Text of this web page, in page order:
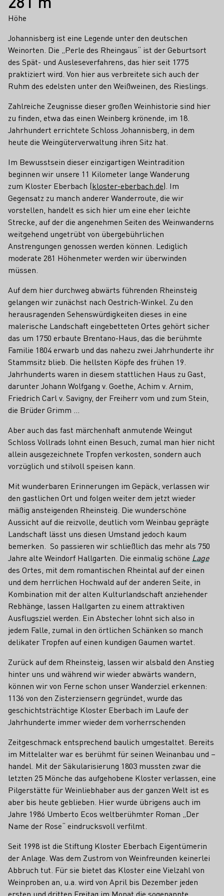
Höhe
Johannisberg ist eine Legende unter den deutschen
Weinorten. Die „Perle des Rheingaus“ ist der Geburtsort
des Spät- und Ausleseverfahrens, das hier seit 1775
praktiziert wird. Von hier aus verbreitete sich auch der
Ruhm des edelsten unter den Weißweinen, des Rieslings.
Zahlreiche Zeugnisse dieser großen Weinhistorie sind hier
zu finden, etwa das einen Weinberg krönende, im 18.
Jahrhundert errichtete Schloss Johannisberg, in dem
heute die Weingüterverwaltung ihren Sitz hat.
Im Bewusstsein dieser einzigartigen Weintradition
beginnen wir unsere 11 Kilometer lange Wanderung
zum Kloster Eberbach (kloster-eberbach.de). Im
Gegensatz zu manch anderer Wanderroute, die wir
vorstellen, handelt es sich hier um eine eher leichte
Strecke, auf der die angenehmen Seiten des Weinwanderns
weitgehend ungetrübt von übergebührlichen
Anstrengungen genossen werden können. Lediglich
moderate 281 Höhenmeter werden wir überwinden
müssen.
Auf dem hier durchweg abwärts führenden Rheinsteig
gelangen wir zunächst nach Oestrich-Winkel. Zu den
herausragenden Sehenswürdigkeiten dieses in eine
malerische Landschaft eingebetteten Ortes gehört sicher
das um 1750 erbaute Brentano-Haus, das die berühmte
Familie 1804 erwarb und das nahezu zwei Jahrhunderte ihr
Stammsitz blieb. Die hellsten Köpfe des frühen 19.
Jahrhunderts waren in diesem stattlichen Haus zu Gast,
darunter Johann Wolfgang v. Goethe, Achim v. Arnim,
Friedrich Carl v. Savigny, der Freiherr vom und zum Stein,
die Brüder Grimm ...
Aber auch das fast märchenhaft anmutende Weingut
Schloss Vollrads lohnt einen Besuch, zumal man hier nicht
allein ausgezeichnete Tropfen verkosten, sondern auch
vorzüglich und stilvoll speisen kann.
Mit wunderbaren Erinnerungen im Gepäck, verlassen wir
den gastlichen Ort und folgen weiter dem jetzt wieder
mäßig ansteigenden Rheinsteig. Die wunderschöne
Aussicht auf die reizvolle, deutlich vom Weinbau geprägte
Landschaft lässt uns diesen Umstand jedoch kaum
bemerken. So passieren wir schließlich das mehr als 750
Jahre alte Weindorf Hallgarten. Die einmalig schöne Lage
des Ortes, mit dem romantischen Rheintal auf der einen
und dem herrlichen Hochwald auf der anderen Seite, in
Kombination mit der alten Kulturlandschaft anziehender
Rebhänge, lassen Hallgarten zu einem attraktiven
Ausflugsziel werden. Ein Abstecher lohnt sich also in
jedem Falle, zumal in den örtlichen Schänken so manch
delikater Tropfen auf einen kundigen Gaumen wartet.
Zurück auf dem Rheinsteig, lassen wir alsbald den Anstieg
hinter uns und während wir wieder abwärts wandern,
können wir von Ferne schon unser Wanderziel erkennen:
1136 von den Zisterziensern gegründet, wurde das
geschichtsträchtige Kloster Eberbach im Laufe der
Jahrhunderte immer wieder dem vorherrschenden
Zeitgeschmack entsprechend baulich umgestaltet. Bereits
im Mittelalter war es berühmt für seinen Weinanbau und –
handel. Mit der Säkularisierung 1803 mussten zwar die
letzten 25 Mönche das aufgehobene Kloster verlassen, eine
Pilgerstätte für Weinliebhaber aus der ganzen Welt ist es
aber bis heute geblieben. Hier wurde übrigens auch im
Jahre 1986 Umberto Ecos weltberühmter Roman „Der
Name der Rose“ eindrucksvoll verfilmt.
Seit 1998 ist die Stiftung Kloster Eberbach Eigentümerin
der Anlage. Was dem Zustrom von Weinfreunden keinerlei
Abbruch tut. Für sie bietet das Kloster eine Vielzahl von
Weinproben an, u.a. wird von April bis Dezember jeden
ersten und dritten Freitag im Monat die sogenannte